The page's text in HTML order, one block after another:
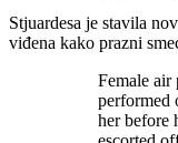
Stjuardesa je stavila
viđena kako prazni
Female air
performed
her before